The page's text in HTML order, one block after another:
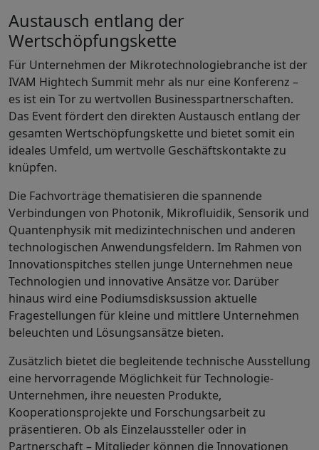
Austausch entlang der
Wertschöpfungskette
Für Unternehmen der Mikrotechnologiebranche ist der
IVAM Hightech Summit mehr als nur eine Konferenz –
es ist ein Tor zu wertvollen Businesspartnerschaften.
Das Event fördert den direkten Austausch entlang der
gesamten Wertschöpfungskette und bietet somit ein
ideales Umfeld, um wertvolle Geschäftskontakte zu
knüpfen.
Die Fachvorträge thematisieren die spannende
Verbindungen von Photonik, Mikrofluidik, Sensorik und
Quantenphysik mit medizintechnischen und anderen
technologischen Anwendungsfeldern. Im Rahmen von
Innovationspitches stellen junge Unternehmen neue
Technologien und innovative Ansätze vor. Darüber
hinaus wird eine Podiumsdisksussion aktuelle
Fragestellungen für kleine und mittlere Unternehmen
beleuchten und Lösungsansätze bieten.
Zusätzlich bietet die begleitende technische Ausstellung
eine hervorragende Möglichkeit für Technologie-
Unternehmen, ihre neuesten Produkte,
Kooperationsprojekte und Forschungsarbeit zu
präsentieren. Ob als Einzelaussteller oder in
Partnerschaft – Mitglieder können die Innovationen